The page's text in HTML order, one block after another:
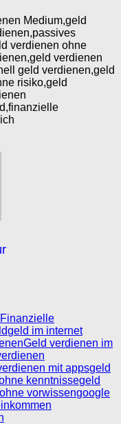
Medium,geld
verdienen ohne
verdienen
geld verdienen,geld
risiko,geld
Finanzielle
geld im internet
Geld verdienen im
mit appsgeld
kenntnissegeld
vorwissengoogle